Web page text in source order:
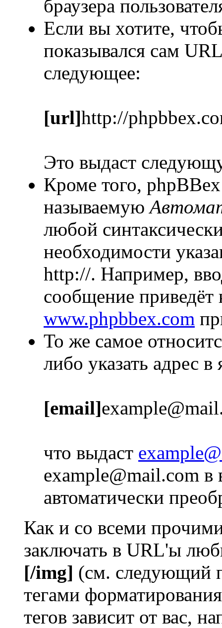
браузера
Если вы хотите,
показывался сам
следующее:
[url]http://
Это выдаст
Кроме того,
называемую
любой
необходимости
http://. Например,
сообщение приведёт
www.phpbbex.com
То же самое
либо указать адрес
[email]
что выдаст
example@mail.com
автоматически
Как и со всеми
заключать в URL'ы
[/img] (см. следующий
тегами
тегов зависит от вас,